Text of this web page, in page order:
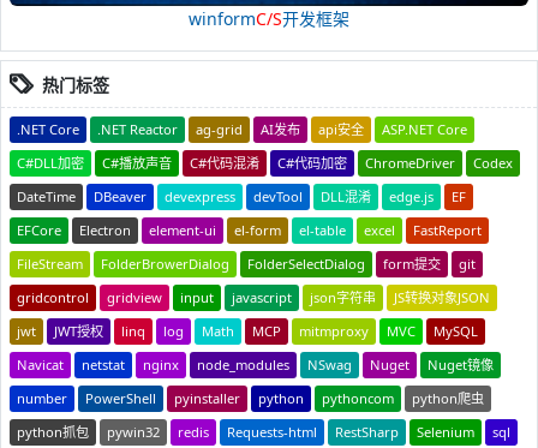
winformC/S开发框架
热门标签
.NET Core .NET Reactor ag-grid AI发布 api安全
ASP.NET Core
C#DLL加密
C#播放声音 C#代码混淆 C#代码加密 ChromeDriver
Codex
DateTime
DBeaver devexpress devTool DLL混淆 edge.js
EF
EFCore
Electron element-ui el-form el-table excel
FastReport
FileStream
FolderBrowerDialog FolderSelectDialog form提交
git
gridcontrol
gridview input javascript json字符串
JS转换对象JSON
jwt
JWT授权 linq log Math MCP mitmproxy MVC
MySQL
Navicat
netstat nginx node_modules NSwag Nuget
Nuget镜像
number
PowerShell pyinstaller python pythoncom
python爬虫
python抓包
pywin32 redis Requests-html RestSharp Selenium
sql